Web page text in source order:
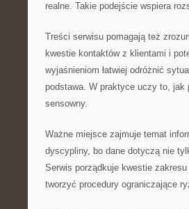
realne. Takie podejście wspiera
Treści serwisu pomagają też
kwestie kontaktów z klientami i
wyjaśnieniom łatwiej odróżnić
podstawa. W praktyce uczy to, jak
sensowny.
Ważne miejsce zajmuje temat
dyscypliny, bo dane dotyczą nie
Serwis porządkuje kwestie
tworzyć procedury ograniczające